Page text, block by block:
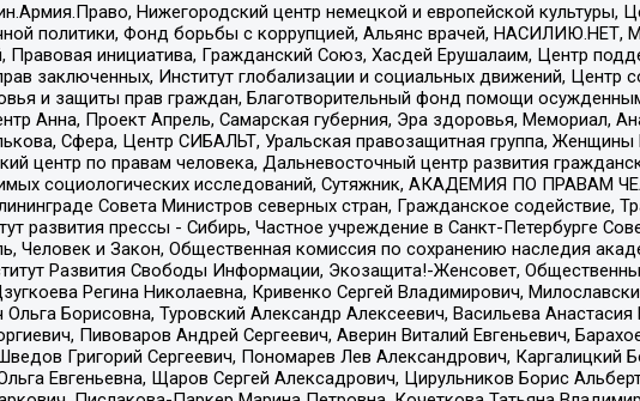
Нижегородский центр немецкой и европейской культуры,
политики, Фонд борьбы с коррупцией, Альянс врачей, НАСИЛИЮ.НЕТ,
Правовая инициатива, Гражданский Союз, Хасдей Ерушалаим, Центр
заключенных, Институт глобализации и социальных движений, Центр
и защиты прав граждан, Благотворительный фонд помощи
Анна, Проект Апрель, Самарская губерния, Эра здоровья, Мемориал,
Сфера, Центр СИБАЛЬТ, Уральская правозащитная группа,
центр по правам человека, Дальневосточный центр развития
социологических исследований, Сутяжник, АКАДЕМИЯ ПО ПРАВАМ
Совета Министров северных стран, Гражданское содействие,
развития прессы - Сибирь, Частное учреждение в Санкт-Петербурге
Человек и Закон, Общественная комиссия по сохранению наследия
Развития Свободы Информации, Экозащита!-Женсовет,
Регина Николаевна, Кривенко Сергей Владимирович,
Борисовна, Туровский Александр Алексеевич, Васильева Анастасия
Пивоваров Андрей Сергеевич, Аверин Виталий Евгеньевич,
Григорий Сергеевич, Пономарев Лев Александрович, Каргалицкий
Евгеньевна, Щаров Сергей Алексадрович, Цирульников Борис